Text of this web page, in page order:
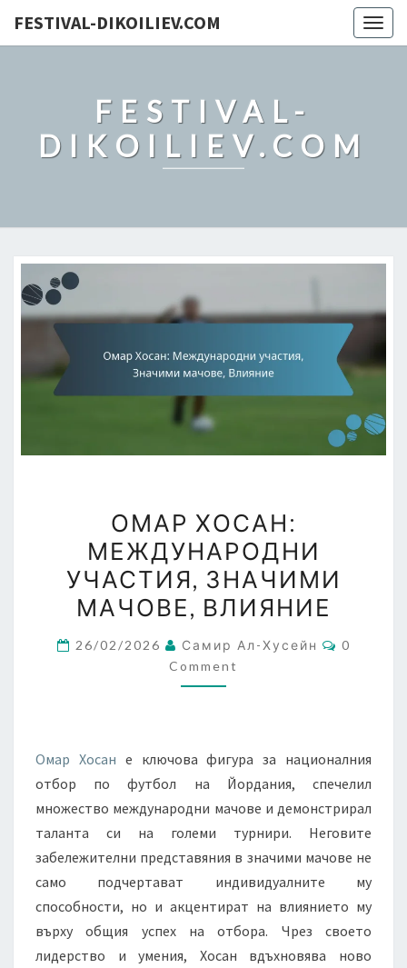
FESTIVAL-DIKOILIEV.COM
FESTIVAL-
DIKOILIEV.COM
ХОСАН:
МЕЖДУНАРОДНИ
УЧАСТИЯ,
ЗНАЧИМИ
ВЛИЯНИЕ
ОМАР ХОСАН:
МЕЖДУНАРОДНИ
УЧАСТИЯ, ЗНАЧИМИ
МАЧОВЕ, ВЛИЯНИЕ
26/02/2026 Самир Ал-Хусейн
0
Comment
Омар Хосан е ключова фигура за националния
отбор по футбол на Йордания, спечелил
множество международни мачове и демонстрирал
таланта си на големи турнири. Неговите
забележителни представяния в значими мачове не
само подчертават индивидуалните му
способности, но и акцентират на влиянието му
върху общия успех на отбора. Чрез своето
лидерство и умения, Хосан вдъхновява ново